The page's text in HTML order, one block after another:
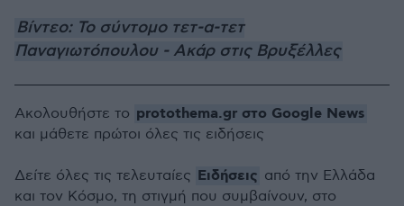
Βίντεο: Το σύντομο τετ-α-τετ
Παναγιωτόπουλου - Ακάρ στις Βρυξέλλες
Ακολουθήστε το protothema.gr στο Google News
και μάθετε πρώτοι όλες τις ειδήσεις
Δείτε όλες τις τελευταίες Ειδήσεις από την Ελλάδα
και τον Κόσμο, τη στιγμή που συμβαίνουν, στο